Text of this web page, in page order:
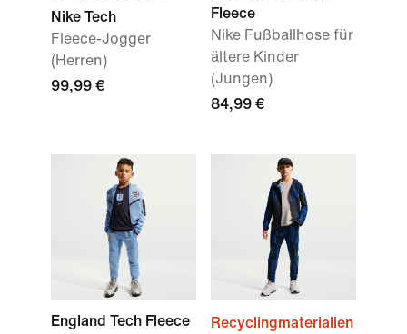
Nike Tech
Fleece-Jogger
(Herren)
99,99 €
Fleece
Nike Fußballhose für
ältere Kinder
(Jungen)
84,99 €
England Tech Fleece
Recyclingmaterialien